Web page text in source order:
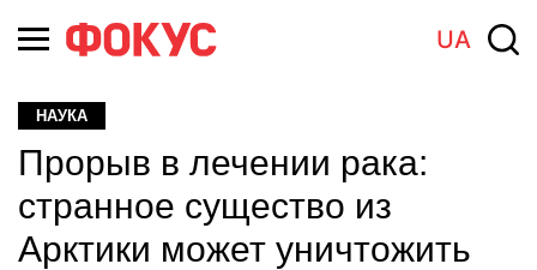
UA
НАУКА
Прорыв в лечении рака:
странное существо из
Арктики может уничтожить